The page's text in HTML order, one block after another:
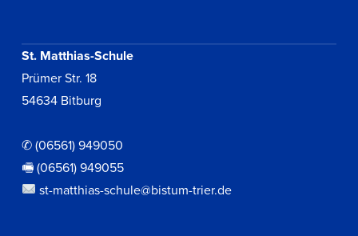
St. Matthias-Schule
Prümer Str. 18
54634 Bitburg
✆ (06561) 949050
🖷 (06561) 949055
st-matthias-schule@bistum-trier.de